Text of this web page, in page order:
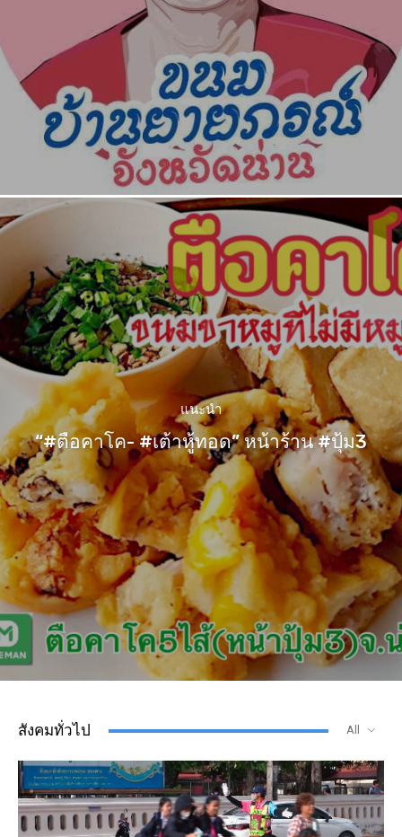
แนะนำ
“#ตือคาโค- #เต้าหู้ทอด” หน้าร้าน #ปุ้ม3
สังคมทั่วไป All